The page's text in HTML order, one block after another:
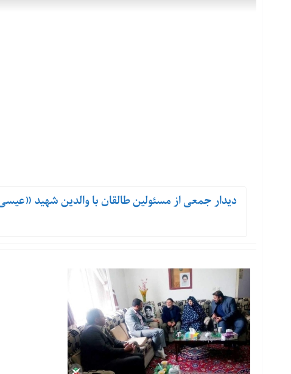
دیدار جمعی از مسئولین طالقان با والدین شهید